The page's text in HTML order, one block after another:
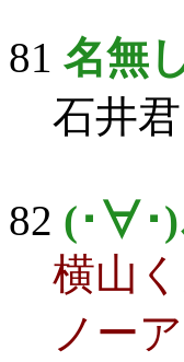
81 名無
石井
82 (･∀･)
横山
ノー